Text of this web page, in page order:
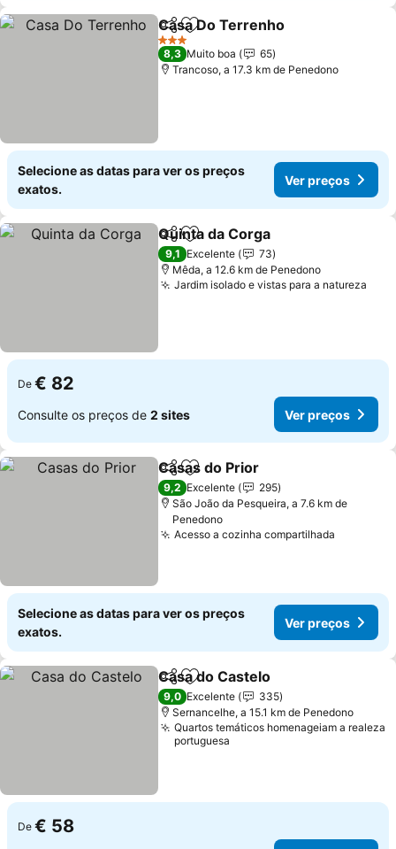
PartilharAdicionar aos favoritos
Casa Do Terrenho
3 Estrelas
8,3 Muito boa
65
Trancoso, a 17.3 km de Penedono
Selecione as datas para ver os preços
exatos.
Ver preços
PartilharAdicionar aos favoritos
Quinta da Corga
9,1 Excelente
73
Mêda, a 12.6 km de Penedono
Jardim isolado e vistas para a natureza
De € 82
Consulte os preços de 2 sites Ver preços
PartilharAdicionar aos favoritos
Casas do Prior
9,2 Excelente
295
São João da Pesqueira, a 7.6 km de
Penedono
Acesso a cozinha compartilhada
Selecione as datas para ver os preços
exatos.
Ver preços
PartilharAdicionar aos favoritos
Casa do Castelo
9,0 Excelente
335
Sernancelhe, a 15.1 km de Penedono
Quartos temáticos homenageiam a realeza
portuguesa
De € 58